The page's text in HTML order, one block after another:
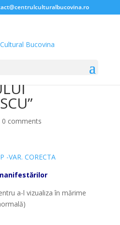
ŞI A
0 comments
a-l vizualiza în mărime